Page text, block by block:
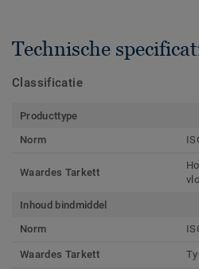
Technische
Classificatie
Producttype
Norm
Waardes Tarkett
Inhoud bindmiddel
Norm
Waardes Tarkett